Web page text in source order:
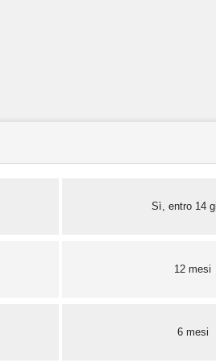
Sì, entro 14
12 mesi
6 mesi